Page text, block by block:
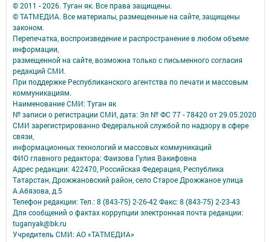
© 2011 - 2026. Туган як. Все права защищены.
© ТАТМЕДИА. Все материалы, размещенные на сайте, защищены
законом.
Перепечатка, воспроизведение и распространение в любом объеме
информации,
размещенной на сайте, возможна только с письменного согласия
редакций СМИ.
При поддержке Республиканского агентства по печати и массовым
коммуникациям.
Наименование СМИ: Туган як
№ записи о регистрации СМИ, дата: Эл № ФС 77 - 78420 от 29.05.2020
СМИ зарегистрированно Федеральной службой по надзору в сфере
связи,
информационных технологий и массовых коммуникаций
ФИО главного редактора: Фаизова Гулия Вакифовна
Адрес редакции: 422470, Российская Федерация, Республика
Татарстан, Дрожжановский район, село Старое Дрожжаное улица
А.Абязова, д.5
Телефон редакции: Тел.: 8 (843-75) 2-26-42 Факс: 8 (843-75) 2-23-43
Для сообщений о фактах коррупции электронная почта редакции:
tuganyak@bk.ru
Учредитель СМИ: АО «ТАТМЕДИА»